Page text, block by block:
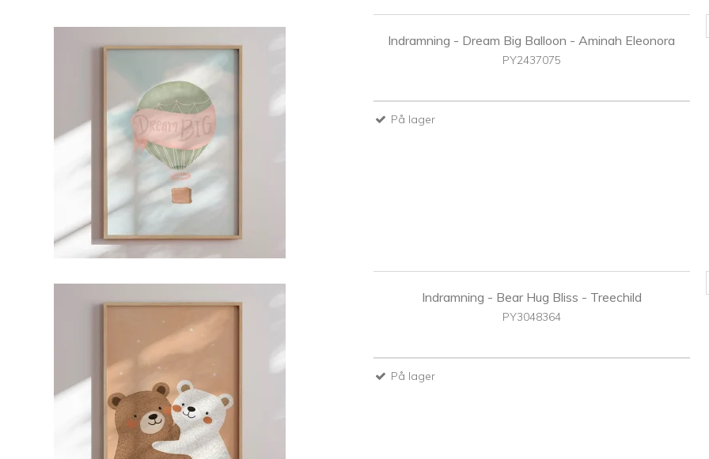
Indramning - Dream Big Balloon - Aminah Eleonora
PY2437075
På lager
Indramning - Bear Hug Bliss - Treechild
PY3048364
På lager